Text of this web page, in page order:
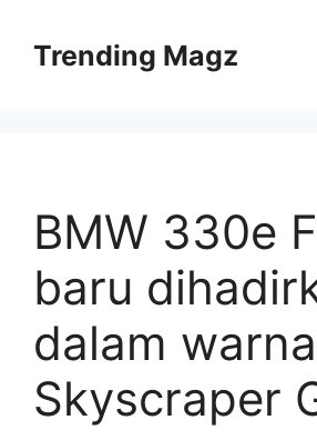
contentTrending Magz
BMW 330e
baru
dalam warna
Skyscraper